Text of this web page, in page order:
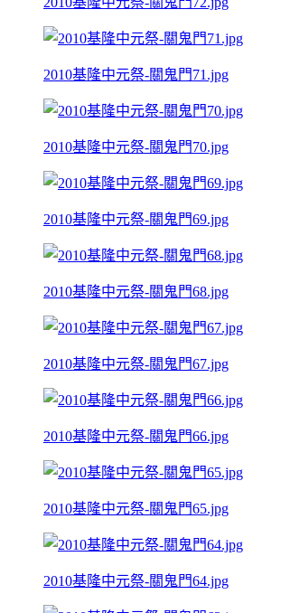
2010基隆中元祭-關鬼門71.jpg
2010基隆中元祭-關鬼門70.jpg
2010基隆中元祭-關鬼門69.jpg
2010基隆中元祭-關鬼門68.jpg
2010基隆中元祭-關鬼門67.jpg
2010基隆中元祭-關鬼門66.jpg
2010基隆中元祭-關鬼門65.jpg
2010基隆中元祭-關鬼門64.jpg